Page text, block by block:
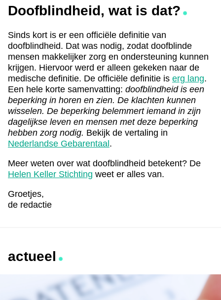
Doofblindheid, wat is dat?
Sinds kort is er een officiële definitie van
doofblindheid. Dat was nodig, zodat doofblinde
mensen makkelijker zorg en ondersteuning kunnen
krijgen. Hiervoor werd er alleen gekeken naar de
medische definitie. De officiële definitie is erg lang.
Een hele korte samenvatting: doofblindheid is een
beperking in horen en zien. De klachten kunnen
wisselen. De beperking belemmert iemand in zijn
dagelijkse leven en mensen met deze beperking
hebben zorg nodig. Bekijk de vertaling in
Nederlandse Gebarentaal .
Meer weten over wat doofblindheid betekent? De
Helen Keller Stichting weet er alles van.
Groetjes,
de redactie
actueel